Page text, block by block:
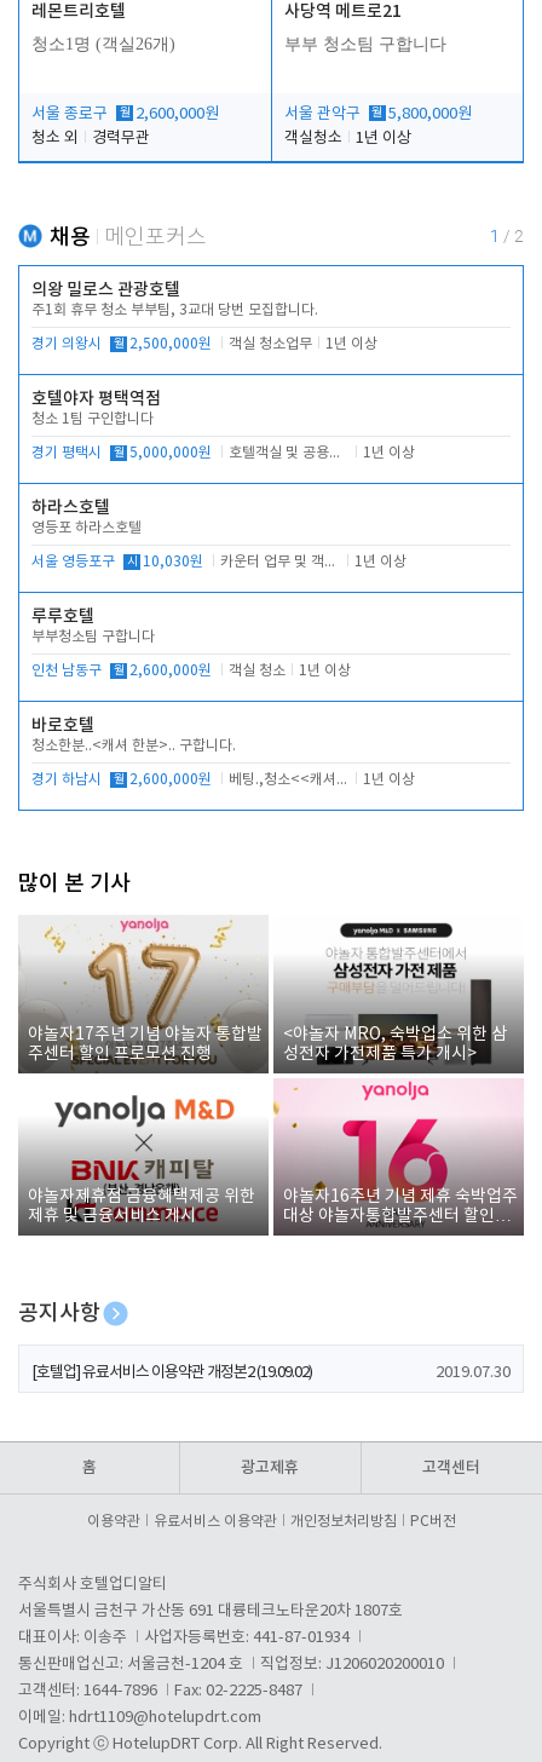
레몬트리호텔
청소1명 (객실26개)
서울 종로구 월 2,600,000원
청소 외
경력무관
사당역 메트로21
부부 청소팀 구합니다
서울 관악구 월 5,800,000원
객실청소
1년 이상
채용 메인포커스 1 / 2
의왕 밀로스 관광호텔
주1회 휴무 청소 부부팀, 3교대 당번 모집합니다.
경기 의왕시 월 2,500,000원 객실 청소업무 1년 이상
호텔야자 평택역점
청소 1팀 구인합니다
경기 평택시 월 5,000,000원 호텔객실 및 공용시설 청소 관리 1년 이상
하라스호텔
영등포 하라스호텔
서울 영등포구 시 10,030원 카운터 업무 및 객실관리(청소상태 확인, 객실판매) 1년 이상
루루호텔
부부청소팀 구합니다
인천 남동구 월 2,600,000원 객실 청소 1년 이상
바로호텔
청소한분..<캐셔 한분>.. 구합니다.
경기 하남시 월 2,600,000원 베팅.,청소<<캐셔 모셔봅니다. 1년 이상
많이 본 기사
야놀자17주년 기념 야놀자 통합발
주센터 할인 프로모션 진행
<야놀자 MRO, 숙박업소 위한 삼
성전자 가전제품 특가 개시>
야놀자제휴점 금융혜택제공 위한
제휴 및 금융서비스 게시
야놀자16주년 기념 제휴 숙박업주
대상 야놀자통합발주센터 할인쿠
폰 증정
공지사항
[호텔업] 개인정보 처리방침 개정본1 (19.09.02)
[호텔업] 유료서비스 이용약관 개정본2 (19.09.02) 2019.07.30
홈 광고제휴 고객센터
이용약관 유료서비스 이용약관 개인정보처리방침 PC버전
주식회사 호텔업디알티
서울특별시 금천구 가산동 691 대륭테크노타운20차 1807호
대표이사: 이송주
사업자등록번호: 441-87-01934
통신판매업신고: 서울금천-1204 호
직업정보: J1206020200010
고객센터: 1644-7896
Fax: 02-2225-8487
이메일: hdrt1109@hotelupdrt.com
Copyright ⓒ HotelupDRT Corp. All Right Reserved.